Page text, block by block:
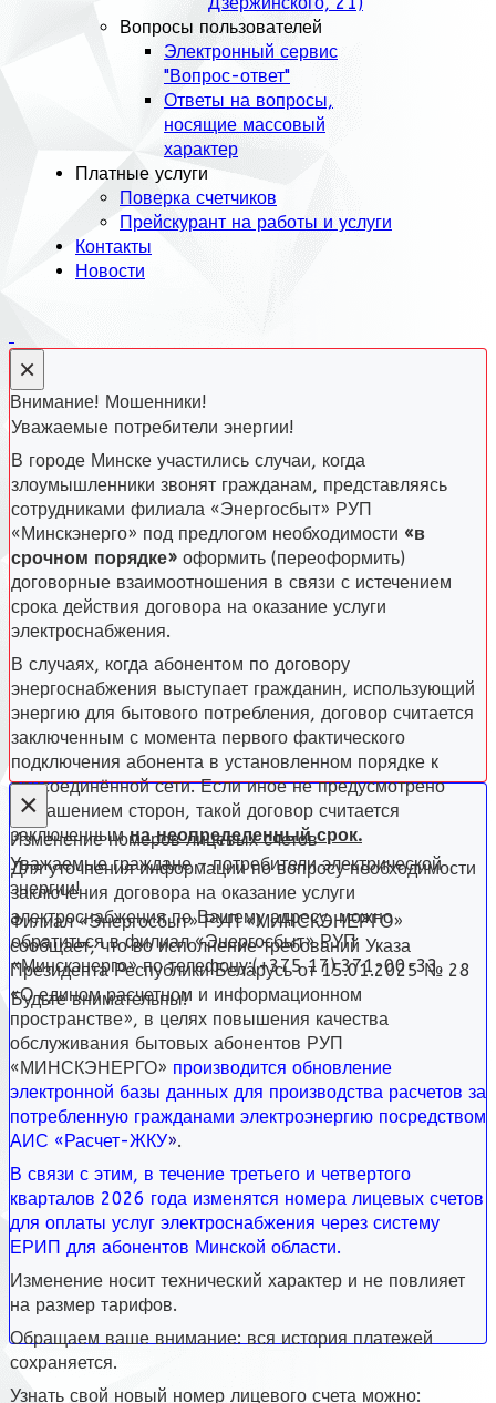
Вопросы пользователей
Электронный сервис
"Вопрос-ответ"
Ответы на вопросы,
носящие массовый
характер
Платные услуги
Поверка счетчиков
Прейскурант на работы и услуги
Контакты
Новости
×
Внимание! Мошенники!
Уважаемые потребители энергии!
В городе Минске участились случаи, когда
злоумышленники звонят гражданам, представляясь
сотрудниками филиала «Энергосбыт» РУП
«Минскэнерго» под предлогом необходимости «в
срочном порядке» оформить (переоформить)
договорные взаимоотношения в связи с истечением
срока действия договора на оказание услуги
электроснабжения.
В случаях, когда абонентом по договору
энергоснабжения выступает гражданин, использующий
энергию для бытового потребления, договор считается
заключенным с момента первого фактического
подключения абонента в установленном порядке к
присоединённой сети. Если иное не предусмотрено
соглашением сторон, такой договор считается
заключеннымна неопределенный срок.
Для уточнения информации по вопросу необходимости
заключения договора на оказание услуги
электроснабжения по Вашему адресу, можно
обратиться в филиал «Энергосбыт» РУП
«Минскэнерго» по телефону:(+375 17) 371-00-33.
Будьте внимательны!
×
Изменение номеров лицевых счетов
Уважаемые граждане – потребители электрической
энергии!
Филиал «Энергосбыт» РУП «МИНСКЭНЕРГО»
сообщает, что во исполнение требований Указа
Президента Республики Беларусь от 15.01.2025 № 28
«О едином расчетном и информационном
пространстве», в целях повышения качества
обслуживания бытовых абонентов РУП
«МИНСКЭНЕРГО» производится обновление
электронной базы данных для производства расчетов за
потребленную гражданами электроэнергию посредством
АИС «Расчет-ЖКУ».
В связи с этим, в течение третьего и четвертого
кварталов 2026 года изменятся номера лицевых счетов
для оплаты услуг электроснабжения через систему
ЕРИП для абонентов Минской области.
Изменение носит технический характер и не повлияет
на размер тарифов.
Обращаем ваше внимание: вся история платежей
сохраняется.
Узнать свой новый номер лицевого счета можно: